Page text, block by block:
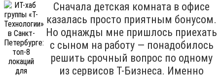
Сначала детская комната в офисе
казалась просто приятным бонусом.
Но однажды мне пришлось приехать
с сыном на работу — понадобилось
решить срочный вопрос по одному
из сервисов Т-Бизнеса. Именно